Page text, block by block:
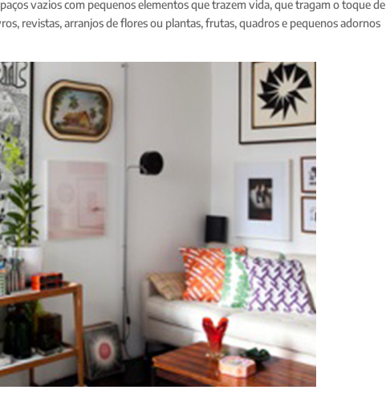
vazios com pequenos elementos que trazem vida, que tragam o toque de
revistas, arranjos de flores ou plantas, frutas, quadros e pequenos adornos